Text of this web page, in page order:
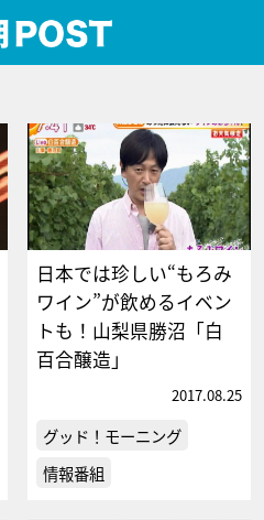
日本では珍しい“もろみ
ワイン”が飲めるイベン
トも！山梨県勝沼「白
百合醸造」
2017.08.25
グッド！モーニング
情報番組